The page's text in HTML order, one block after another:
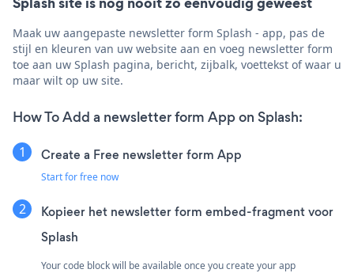
Maak uw aangepaste newsletter form Splash - app, pas de
stijl en kleuren van uw website aan en voeg newsletter form
toe aan uw Splash pagina, bericht, zijbalk, voettekst of waar u
maar wilt op uw site.
How To Add a newsletter form App on Splash:
Create a Free newsletter form App
Start for free now
Kopieer het newsletter form embed-fragment voor
Splash
Your code block will be available once you create your app